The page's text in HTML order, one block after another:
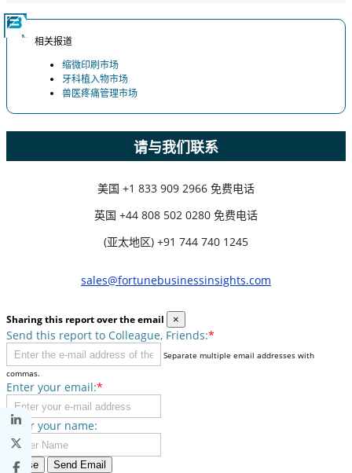
相关报道
缩微印刷市场
牙科植入物市场
兽医疼痛管理市场
请与我们联系
美国 +1 833 909 2966 免费电话
英国 +44 808 502 0280 免费电话
(亚太地区) +91 744 740 1245
sales@fortunebusinessinsights.com
Sharing this report over the email ×
Send this report to Colleague, Friends:*
Separate multiple email addresses with
commas.
Enter your email:*
Enter your name:
Close Send Email